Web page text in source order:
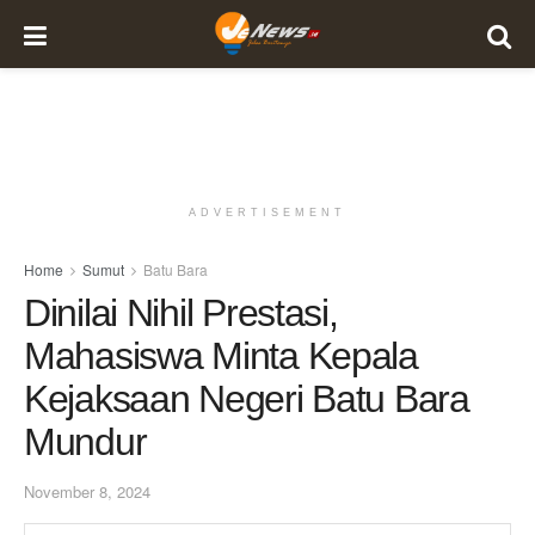
ADVERTISEMENT
Home Sumut Batu Bara
Dinilai Nihil Prestasi,
Mahasiswa Minta Kepala
Kejaksaan Negeri Batu Bara
Mundur
November 8, 2024